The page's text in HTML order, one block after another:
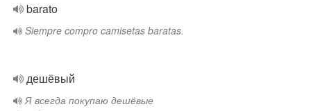
barato
Siempre compro camisetas baratas.
дешёвый
Я всегда покупаю дешёвые